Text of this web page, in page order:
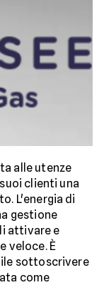
alle utenze
clienti una
L'energia di
gestione
attivare e
veloce. È
sottoscrivere
come